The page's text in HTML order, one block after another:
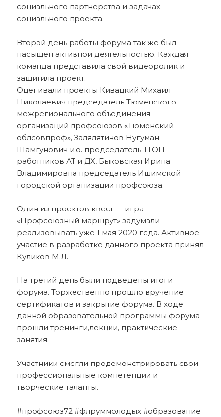
социального партнерства и задачах
социального проекта.
Второй день работы форума так же был
насыщен активной деятельностью. Каждая
команда представила свой видеоролик и
защитила проект.
Оценивали проекты Кивацкий Михаил
Николаевич председатель Тюменского
межрегионального объединения
организаций профсоюзов «Тюменский
облсовпроф», Залялятинов Нугуман
Шамгунович и.о. председатель ТТОП
работников АТ и ДХ, Быковская Ирина
Владимировна председатель Ишимской
городской организации профсоюза.
Один из проектов квест — игра
«Профсоюзный маршрут» задумали
реализовывать уже 1 мая 2020 года. Активное
участие в разработке данного проекта принял
Куликов М.Л.
На третий день были подведены итоги
форума. Торжественно прошло вручение
сертификатов и закрытие форума. В ходе
данной образовательной программы форума
прошли тренинги,лекции, практические
занятия.
Участники смогли продемонстрировать свои
профессиональные компетенции и
творческие таланты.
#профсоюз72 #флруммолодых #образование